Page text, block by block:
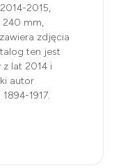
2015,
240 mm,
zdjęcia
ten jest
lat 2014 i
autor
1917.